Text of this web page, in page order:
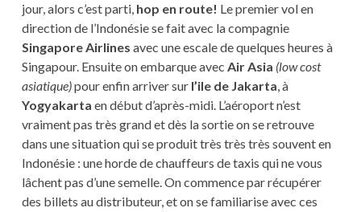
jour, alors c’est parti, hop en route! Le premier vol en
direction de l’Indonésie se fait avec la compagnie
Singapore Airlines avec une escale de quelques heures à
Singapour. Ensuite on embarque avec Air Asia (low cost
asiatique)pour enfin arriver sur l’ile de Jakarta, à
Yogyakarta en début d’après-midi. L’aéroport n’est
vraiment pas très grand et dès la sortie on se retrouve
dans une situation qui se produit très très très souvent en
Indonésie : une horde de chauffeurs de taxis qui ne vous
lâchent pas d’une semelle. On commence par récupérer
des billets au distributeur, et on se familiarise avec ces